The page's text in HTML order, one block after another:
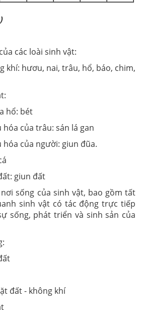
các loài sinh vật:
khí: hươu, nai, trâu, hổ, báo, chim,
hổ: bét
của trâu: sán lá gan
của người: giun đũa.
giun đất
sống của sinh vật, bao gồm tất
sinh vật có tác động trực tiếp
sống, phát triển và sinh sản của
đất - không khí